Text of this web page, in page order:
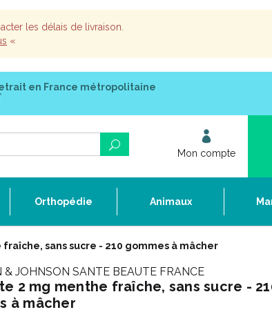
les délais de livraison.
«
en France métropolitaine
*
Mon compte
Orthopédie Animaux
sans sucre - 210 gommes à mâcher
& JOHNSON SANTE BEAUTE FRANCE
2 mg menthe fraîche, sans sucre -
à mâcher